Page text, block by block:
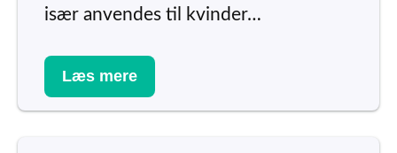
især anvendes til kvinder…
Læs mere